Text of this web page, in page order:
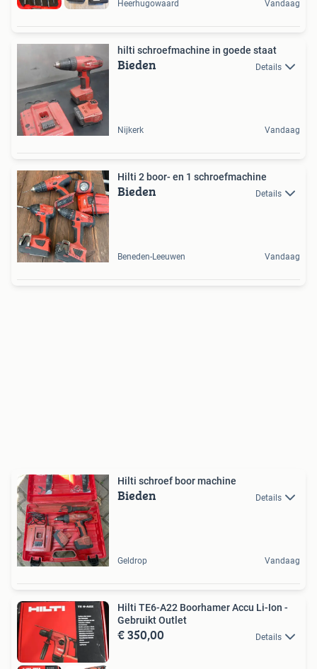
Heerhugowaard Vandaag
hilti schroefmachine in goede staat
Bieden Details
Nijkerk Vandaag
Hilti 2 boor- en 1 schroefmachine
Bieden Details
Beneden-Leeuwen Vandaag
Hilti schroef boor machine
Bieden Details
Geldrop Vandaag
Hilti TE6-A22 Boorhamer Accu Li-Ion -
Gebruikt Outlet
€ 350,00 Details